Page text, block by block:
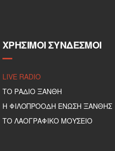
ΧΡΉΣΙΜΟΙ ΣΎΝΔΕΣΜΟΙ
LIVE RADIO
ΤΟ ΡΑΔΙΟ ΞΑΝΘΗ
Η ΦΙΛΟΠΡΟΟΔΗ ΕΝΩΣΗ ΞΑΝΘΗΣ
ΤΟ ΛΑΟΓΡΑΦΙΚΟ ΜΟΥΣΕΙΟ